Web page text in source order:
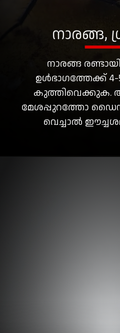
നാരങ്ങ
ഉൾഭാഗത്തേക്ക് 4-
കുത്തിവെക്കുക.
മേശപ്പുറത്തോ
നാരങ്ങ,